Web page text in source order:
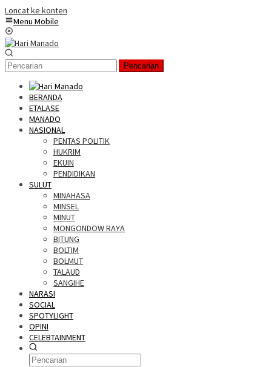
Loncat ke konten
Menu Mobile
Pencarian
BERANDA
ETALASE
MANADO
NASIONAL
PENTAS POLITIK
HUKRIM
EKUIN
PENDIDIKAN
SULUT
MINAHASA
MINSEL
MINUT
MONGONDOW RAYA
BITUNG
BOLTIM
BOLMUT
TALAUD
SANGIHE
NARASI
SOCIAL
SPOTYLIGHT
OPINI
CELEBTAINMENT